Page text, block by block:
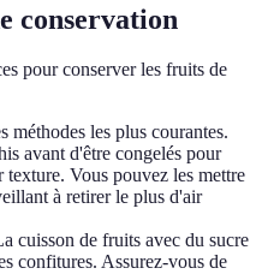
conservation
pour conserver les fruits de
méthodes les plus courantes.
avant d'être congelés pour
Vous pouvez les mettre
à retirer le plus d'air
cuisson de fruits avec du sucre
confitures. Assurez-vous de